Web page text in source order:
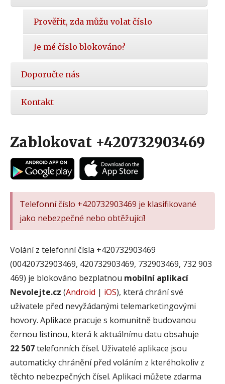
Prověřit, zda můžu volat číslo
Je mé číslo blokováno?
Doporučte nás
Kontakt
Zablokovat +420732903469
Telefonní číslo +420732903469 je klasifikované
jako nebezpečné nebo obtěžující!
Volání z telefonní čísla +420732903469
(00420732903469, 420732903469, 732903469, 732 903
469) je blokováno bezplatnou mobilní aplikací
Nevolejte.cz (Android | iOS), která chrání své
uživatele před nevyžádanými telemarketingovými
hovory. Aplikace pracuje s komunitně budovanou
černou listinou, která k aktuálnímu datu obsahuje
22 507telefonních čísel. Uživatelé aplikace jsou
automaticky chránění před voláním z kteréhokoliv z
těchto nebezpečných čísel. Aplikaci můžete zdarma